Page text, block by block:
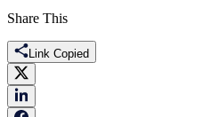
Share This
Link Copied